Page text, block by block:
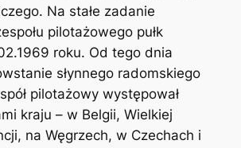
Na stałe zadanie
pilotażowego pułk
roku. Od tego dnia
słynnego radomskiego
pilotażowy występował
kraju – w Belgii, Wielkiej
na Węgrzech, w Czechach i